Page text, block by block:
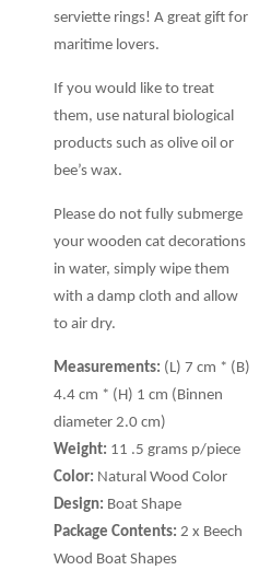
serviette rings! A great gift for
maritime lovers.
If you would like to treat
them, use natural biological
products such as olive oil or
bee’s wax.
Please do not fully submerge
your wooden cat decorations
in water, simply wipe them
with a damp cloth and allow
to air dry.
Measurements: (L) 7 cm * (B)
4.4 cm * (H) 1 cm (Binnen
diameter 2.0 cm)
Weight: 11 .5 grams p/piece
Color: Natural Wood Color
Design: Boat Shape
Package Contents: 2 x Beech
Wood Boat Shapes